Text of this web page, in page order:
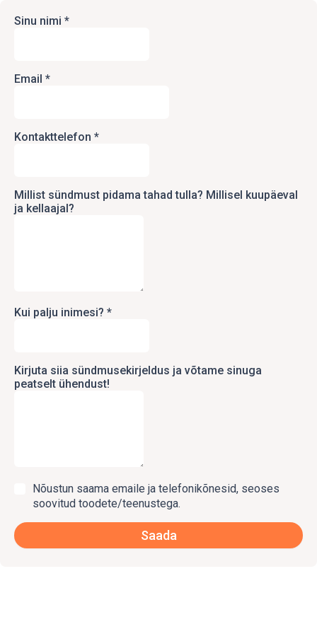
Sinu nimi *
Email *
Kontakttelefon *
Millist sündmust pidama tahad tulla? Millisel kuupäeval
ja kellaajal?
Kui palju inimesi? *
Kirjuta siia sündmusekirjeldus ja võtame sinuga
peatselt ühendust!
Nõustun saama emaile ja telefonikõnesid, seoses
soovitud toodete/teenustega.
Saada